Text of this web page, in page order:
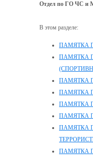
Отдел по ГО ЧС и
В этом разделе:
ПАМЯТКА
ПАМЯТКА
ПАМЯТКА
ПАМЯТКА
ПАМЯТКА
ПАМЯТКА
ПАМЯТКА
ПАМЯТКА